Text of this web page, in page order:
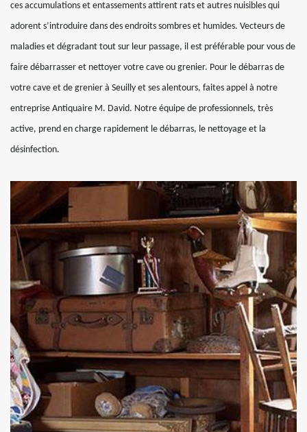
ces accumulations et entassements attirent rats et autres nuisibles qui
adorent s’introduire dans des endroits sombres et humides. Vecteurs de
maladies et dégradant tout sur leur passage, il est préférable pour vous de
faire débarrasser et nettoyer votre cave ou grenier. Pour le débarras de
votre cave et de grenier à Seuilly et ses alentours, faites appel à notre
entreprise Antiquaire M. David. Notre équipe de professionnels, très
active, prend en charge rapidement le débarras, le nettoyage et la
désinfection.